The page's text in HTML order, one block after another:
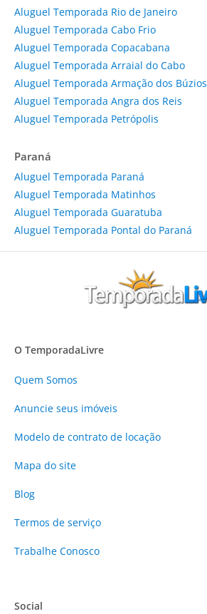
Aluguel Temporada Rio de Janeiro
Aluguel Temporada Cabo Frio
Aluguel Temporada Copacabana
Aluguel Temporada Arraial do Cabo
Aluguel Temporada Armação dos Búzios
Aluguel Temporada Angra dos Reis
Aluguel Temporada Petrópolis
Paraná
Aluguel Temporada Paraná
Aluguel Temporada Matinhos
Aluguel Temporada Guaratuba
Aluguel Temporada Pontal do Paraná
O TemporadaLivre
Quem Somos
Anuncie seus imóveis
Modelo de contrato de locação
Mapa do site
Blog
Termos de serviço
Trabalhe Conosco
Social